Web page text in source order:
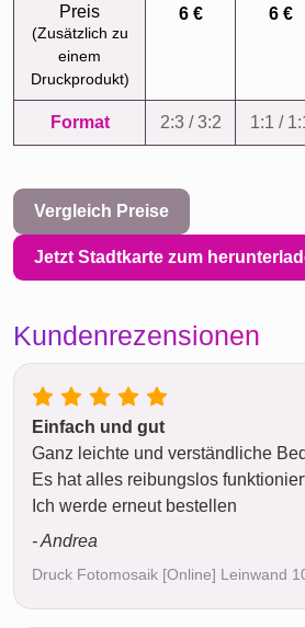
Preis
(Zusätzlich zu
einem
Druckprodukt)
6 € 6 €
Format 2:3 / 3:2 1:1 /
Vergleich Preise
Jetzt Stadtkarte zum
Kundenrezensionen
Einfach und gut
Ganz leichte und verständliche
Es hat alles reibungslos
Ich werde erneut bestellen
- Andrea
Druck Fotomosaik [Online] Leinwand